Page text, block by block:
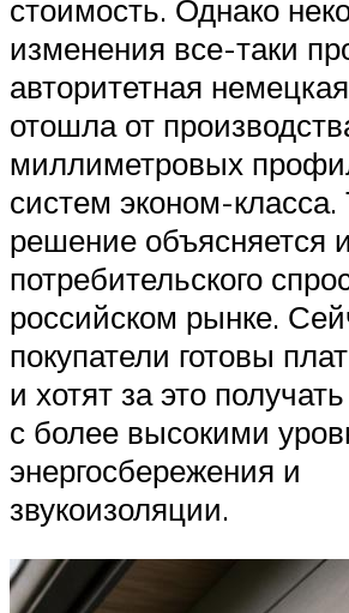
стоимость. Однако
изменения все-таки
авторитетная
отошла от
миллиметровых
систем эконом-класса.
решение объясняется
потребительского
российском рынке.
покупатели готовы
и хотят за это
с более высокими
энергосбережения и
звукоизоляции.